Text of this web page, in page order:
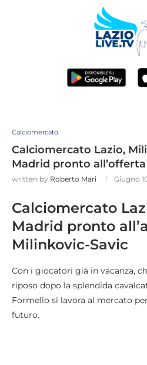
Calciomercato
Calciomercato Lazio,
Madrid pronto all’offerta
written by Roberto Mari Giugno
Calciomercato
Madrid pronto
Milinkovic-Savic
Con i giocatori già in vacanza,
riposo dopo la splendida
Formello si lavora al mercato
futuro.